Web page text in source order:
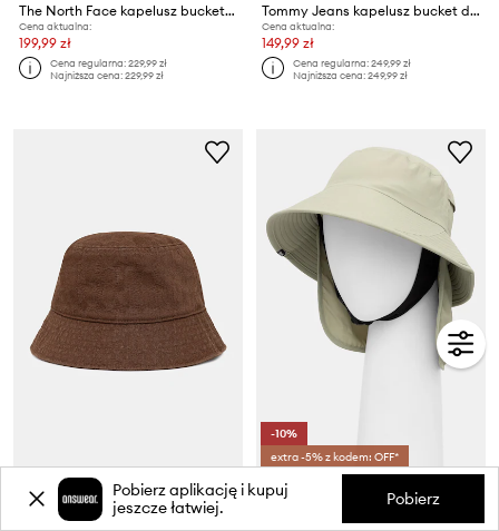
The North Face kapelusz bucket CLASS V BRIMMER
Cena aktualna:
199,99 zł
Cena regularna:229,99 zł
Najniższa cena:229,99 zł
Tommy Jeans kapelusz bucket damski pleciony
Cena aktualna:
149,99 zł
Cena regularna:249,99 zł
Najniższa cena:249,99 zł
Coach kapelusz bucket damski
319,99 zł
-10%
extra -5% z kodem: OFF*
Vans bucket hat
Cena aktualna:
Pobierz aplikację i kupuj
jeszcze łatwiej.
Pobierz